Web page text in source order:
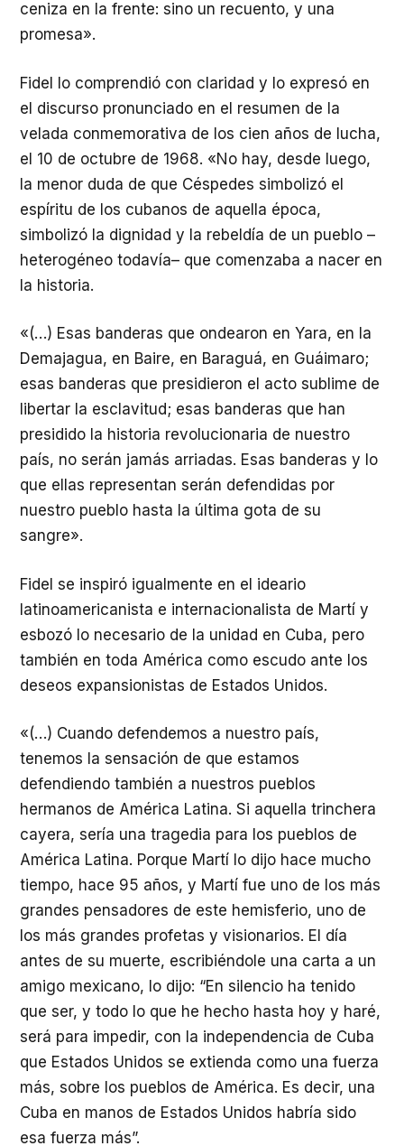
ceniza en la frente: sino un recuento, y una
promesa».
Fidel lo comprendió con claridad y lo expresó en
el discurso pronunciado en el resumen de la
velada conmemorativa de los cien años de lucha,
el 10 de octubre de 1968. «No hay, desde luego,
la menor duda de que Céspedes simbolizó el
espíritu de los cubanos de aquella época,
simbolizó la dignidad y la rebeldía de un pueblo –
heterogéneo todavía– que comenzaba a nacer en
la historia.
«(…) Esas banderas que ondearon en Yara, en la
Demajagua, en Baire, en Baraguá, en Guáimaro;
esas banderas que presidieron el acto sublime de
libertar la esclavitud; esas banderas que han
presidido la historia revolucionaria de nuestro
país, no serán jamás arriadas. Esas banderas y lo
que ellas representan serán defendidas por
nuestro pueblo hasta la última gota de su
sangre».
Fidel se inspiró igualmente en el ideario
latinoamericanista e internacionalista de Martí y
esbozó lo necesario de la unidad en Cuba, pero
también en toda América como escudo ante los
deseos expansionistas de Estados Unidos.
«(…) Cuando defendemos a nuestro país,
tenemos la sensación de que estamos
defendiendo también a nuestros pueblos
hermanos de América Latina. Si aquella trinchera
cayera, sería una tragedia para los pueblos de
América Latina. Porque Martí lo dijo hace mucho
tiempo, hace 95 años, y Martí fue uno de los más
grandes pensadores de este hemisferio, uno de
los más grandes profetas y visionarios. El día
antes de su muerte, escribiéndole una carta a un
amigo mexicano, lo dijo: “En silencio ha tenido
que ser, y todo lo que he hecho hasta hoy y haré,
será para impedir, con la independencia de Cuba
que Estados Unidos se extienda como una fuerza
más, sobre los pueblos de América. Es decir, una
Cuba en manos de Estados Unidos habría sido
esa fuerza más”.